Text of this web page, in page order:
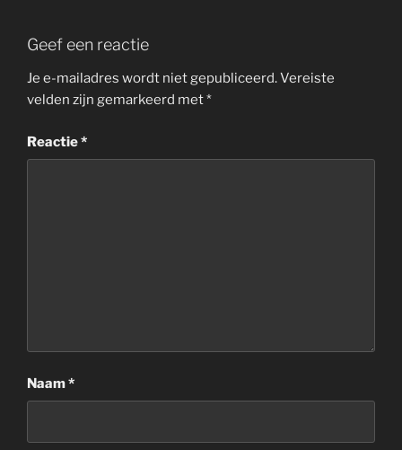
Geef een reactie
Je e-mailadres wordt niet gepubliceerd.Vereiste
velden zijn gemarkeerd met*
Reactie*
Naam*